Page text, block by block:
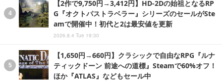
【2作で9,750円→3,412円】HD-2Dの始祖となるRP
G『オクトパストラベラー』シリーズのセールがSte
amで開催中！初代と2は最安値を更新
2026.8.4 Tue 19:30
【1,650円→660円】クラシックで自由なRPG『ルナ
ティックドーン 前途への道標』Steamで60%オフ！
ほか『ATLAS』などもセール中